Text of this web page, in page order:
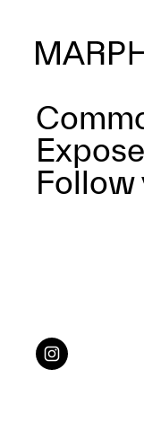
Follow